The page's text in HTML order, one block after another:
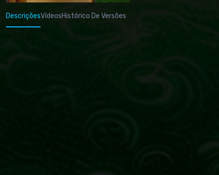
DescriçõesVídeosHistórico De Versões